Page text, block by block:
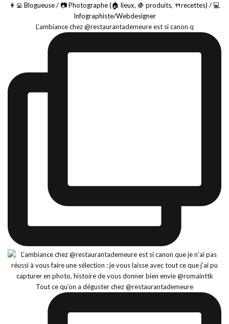
👩‍💻 Blogueuse / 📷 Photographe (🏠 lieux, 🍇 produits, 🍴recettes) / 💻
Infographiste/Webdesigner
L’ambiance chez @restaurantademeure est si canon q
Tout ce qu’on a déguster chez @restaurantademeure